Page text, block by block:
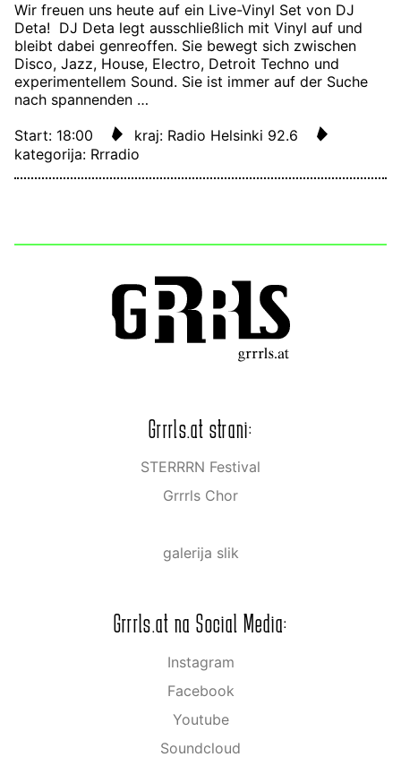
Wir freuen uns heute auf ein Live-Vinyl Set von DJ
Deta! DJ Deta legt ausschließlich mit Vinyl auf und
bleibt dabei genreoffen. Sie bewegt sich zwischen
Disco, Jazz, House, Electro, Detroit Techno und
experimentellem Sound. Sie ist immer auf der Suche
nach spannenden …
Start: 18:00
kraj: Radio Helsinki 92.6
kategorija: Rrradio
Grrrls.at strani:
STERRRN Festival
Grrrls Chor
galerija slik
Grrrls.at na Social Media:
Instagram
Facebook
Youtube
Soundcloud